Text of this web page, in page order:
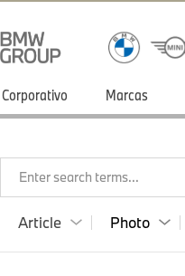
Corporativo Marcas
Enter search terms...
Article Photo